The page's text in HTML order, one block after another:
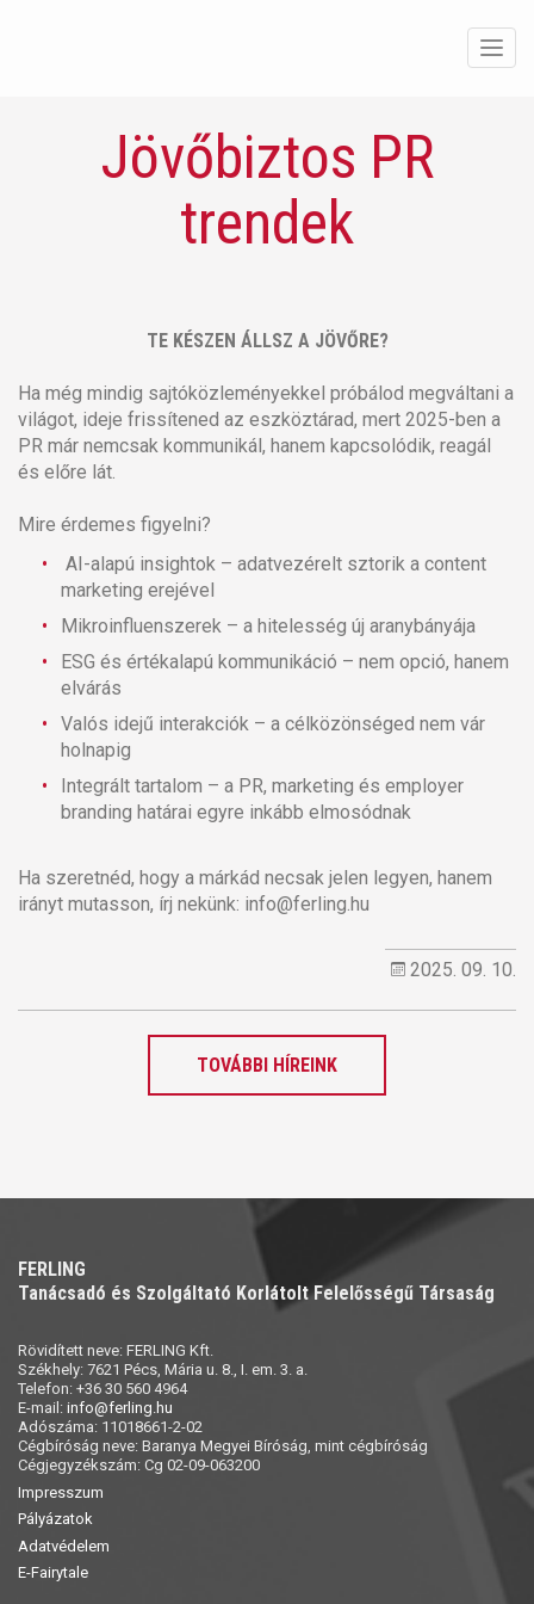
Jövőbiztos PR
trendek
TE KÉSZEN ÁLLSZ A JÖVŐRE?
Ha még mindig sajtóközleményekkel próbálod megváltani a
világot, ideje frissítened az eszköztárad, mert 2025-ben a
PR már nemcsak kommunikál, hanem kapcsolódik, reagál
és előre lát.
Mire érdemes figyelni?
AI-alapú insightok – adatvezérelt sztorik a content
marketing erejével
Mikroinfluenszerek – a hitelesség új aranybányája
ESG és értékalapú kommunikáció – nem opció, hanem
elvárás
Valós idejű interakciók – a célközönséged nem vár
holnapig
Integrált tartalom – a PR, marketing és employer
branding határai egyre inkább elmosódnak
Ha szeretnéd, hogy a márkád necsak jelen legyen, hanem
irányt mutasson, írj nekünk: info@ferling.hu
2025. 09. 10.
TOVÁBBI HÍREINK
FERLING
Tanácsadó és Szolgáltató Korlátolt Felelősségű Társaság
Rövidített neve: FERLING Kft.
Székhely: 7621 Pécs, Mária u. 8., I. em. 3. a.
Telefon: +36 30 560 4964
E-mail: info@ferling.hu
Adószáma: 11018661-2-02
Cégbíróság neve: Baranya Megyei Bíróság, mint cégbíróság
Cégjegyzékszám: Cg 02-09-063200
Impresszum
Pályázatok
Adatvédelem
E-Fairytale